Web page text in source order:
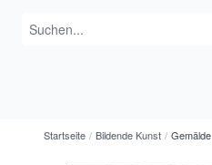
Startseite / Bildende Kunst / Gemälde